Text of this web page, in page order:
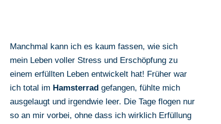
Manchmal kann ich es kaum fassen, wie sich
mein Leben voller Stress und Erschöpfung zu
einem erfüllten Leben entwickelt hat! Früher war
ich total im Hamsterrad gefangen, fühlte mich
ausgelaugt und irgendwie leer. Die Tage flogen nur
so an mir vorbei, ohne dass ich wirklich Erfüllung